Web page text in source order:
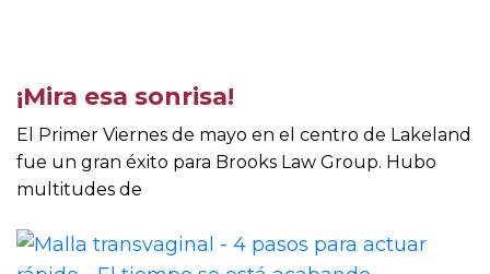
¡Mira esa sonrisa!
El Primer Viernes de mayo en el centro de Lakeland
fue un gran éxito para Brooks Law Group. Hubo
multitudes de